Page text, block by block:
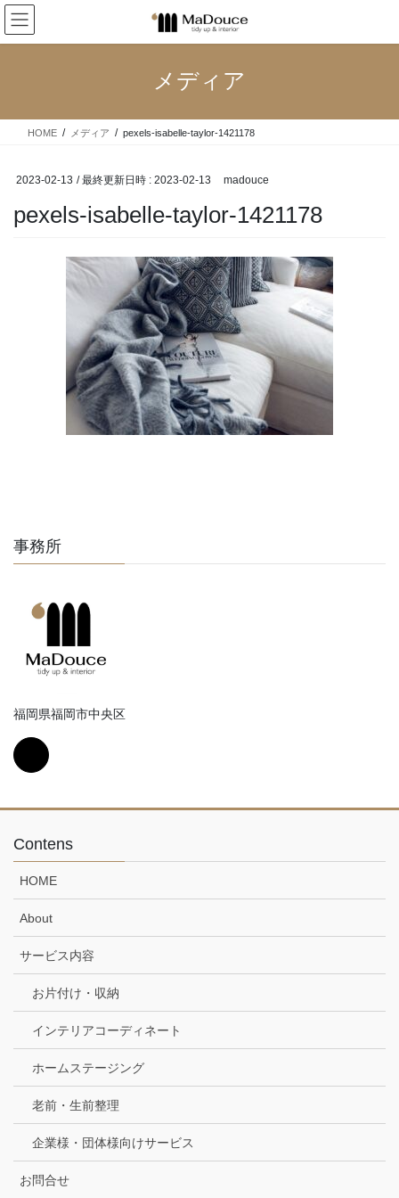
コ
ン
テ
ス
ナ
ビ
ゲ
ン
メディア
HOME メディア pexels-isabelle-taylor-1421178
2023-02-13 / 最終更新日時 : 2023-02-13 madouce
pexels-isabelle-taylor-1421178
事務所
福岡県福岡市中央区
Contens
HOME
About
サービス内容
お片付け・収納
インテリアコーディネート
ホームステージング
老前・生前整理
企業様・団体様向けサービス
お問合せ